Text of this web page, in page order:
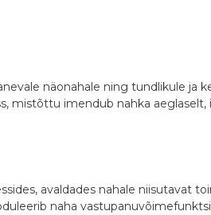
näonahale ning tundlikule ja
mistõttu imendub nahka
avaldades nahale niisutavat
naha